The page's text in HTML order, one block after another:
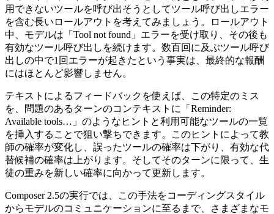
用できないツールを呼び出そうとしてツール呼び出しエラー
を含む長いロールアウトを考えてみましょう。ロールアウト
中、モデルは「Tool not found」エラーを受け取り、その後も
有効なツール呼び出しを続けます。数百回に及ぶツール呼び
出しの中で1回エラーが起きたという事実は、最終的な報酬
にはほとんど影響しません。
テキストによるフィードバックを使えば、この特定のミス
を、問題のあるターンのコンテキストに「Reminder:
Available tools…」のようなヒントと利用可能なツールの一覧
を挿入することで狙い撃ちできます。このヒントによって教
師の確率が変化し、誤ったツールの確率は下がり、有効な代
替候補の確率は上がります。そしてそのターンに限って、生
徒の重みを新しい確率に向かって更新します。
Composer 2.5の実行では、この手法をコーディングスタイル
からモデルのコミュニケーションに至るまで、さまざまなモ